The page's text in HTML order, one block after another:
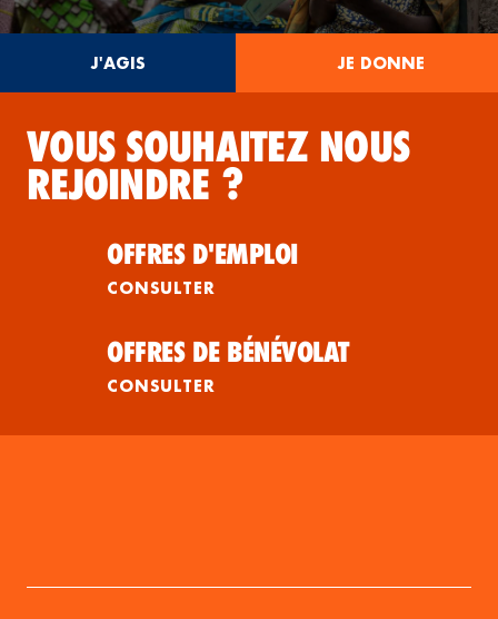
J'AGIS JE DONNE
VOUS SOUHAITEZ NOUS
REJOINDRE ?
OFFRES D'EMPLOI
CONSULTER
OFFRES DE BÉNÉVOLAT
CONSULTER